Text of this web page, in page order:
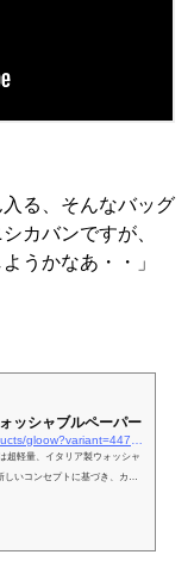
る、そんなバッグ
カバンですが、
うかなあ・・」
ッシャブルペーパー
https://shop.kawanishikaban.com/products/gloow?variant=44776844427433&#038;country=JP&#038;currency=JPY&#038;utm_medium=product_sync&#038;utm_source=google&#038;utm_content=sag_organic&#038;utm_campaign=sag_organic&#038;srsltid=AfmBOorafSbYwFiUf-B5jBmkW8J2S_t7k8MqvCZm96pXINd2aGtLixSJuS4
超軽量、イタリア製ウォッシャ
しいコンセプトに基づき、カワ